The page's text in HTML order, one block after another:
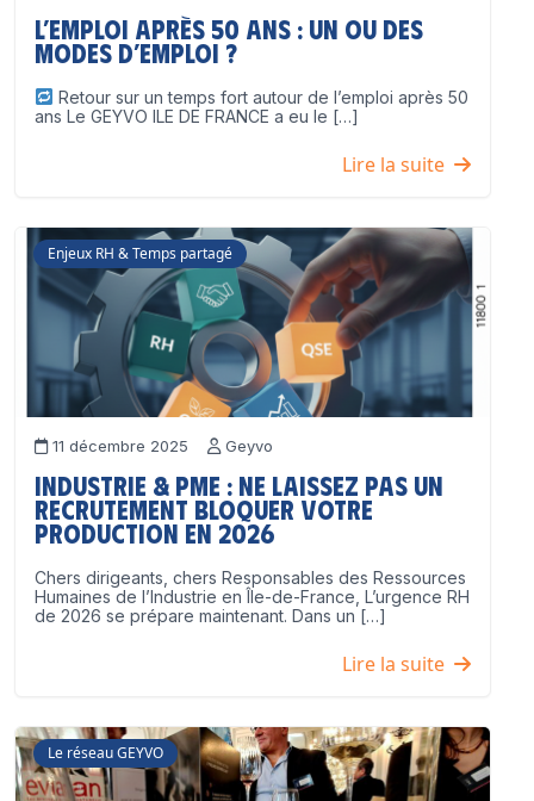
L’emploi après 50 ans : un ou des
modes d’emploi ?
Retour sur un temps fort autour de l’emploi après 50
ans Le GEYVO ILE DE FRANCE a eu le […]
Lire la suite
Enjeux RH & Temps partagé
11 décembre 2025 Geyvo
Industrie & PME : ne laissez pas un
recrutement bloquer votre
production en 2026
Chers dirigeants, chers Responsables des Ressources
Humaines de l’Industrie en Île-de-France, L’urgence RH
de 2026 se prépare maintenant. Dans un […]
Lire la suite
Le réseau GEYVO